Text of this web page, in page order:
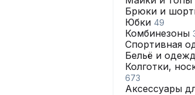
Брюки и
Юбки 49
Комбинезоны
Спортивная
Бельё и
Колготки,
673
Аксессуары